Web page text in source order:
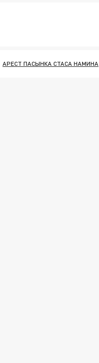
АРЕСТ ПАСЫНКА СТАСА НАМИНА